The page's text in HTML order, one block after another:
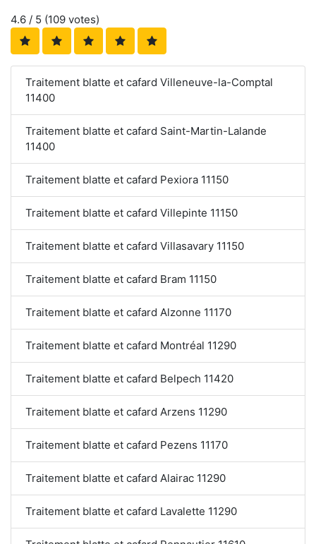
4.6 / 5 (109 votes)
Traitement blatte et cafard Villeneuve-la-Comptal
11400
Traitement blatte et cafard Saint-Martin-Lalande
11400
Traitement blatte et cafard Pexiora 11150
Traitement blatte et cafard Villepinte 11150
Traitement blatte et cafard Villasavary 11150
Traitement blatte et cafard Bram 11150
Traitement blatte et cafard Alzonne 11170
Traitement blatte et cafard Montréal 11290
Traitement blatte et cafard Belpech 11420
Traitement blatte et cafard Arzens 11290
Traitement blatte et cafard Pezens 11170
Traitement blatte et cafard Alairac 11290
Traitement blatte et cafard Lavalette 11290